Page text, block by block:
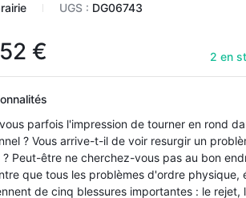
UGS : DG06743
€ 2 en
parfois l'impression de tourner en rond
? Vous arrive-t-il de voir resurgir un
? Peut-être ne cherchez-vous pas au bon
que tous les problèmes d'ordre physique,
de cinq blessures importantes : le rejet,